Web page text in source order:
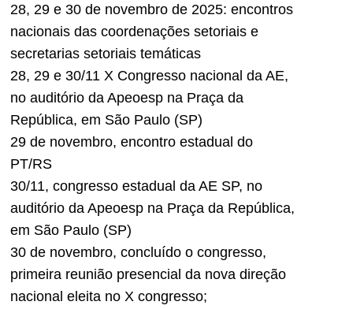
28, 29 e 30 de novembro de 2025: encontros
nacionais das coordenações setoriais e
secretarias setoriais temáticas
28, 29 e 30/11 X Congresso nacional da AE,
no auditório da Apeoesp na Praça da
República, em São Paulo (SP)
29 de novembro, encontro estadual do
PT/RS
30/11, congresso estadual da AE SP, no
auditório da Apeoesp na Praça da República,
em São Paulo (SP)
30 de novembro, concluído o congresso,
primeira reunião presencial da nova direção
nacional eleita no X congresso;